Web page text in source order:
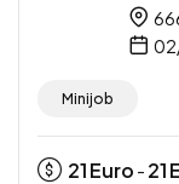
Minijob
21Euro - 21